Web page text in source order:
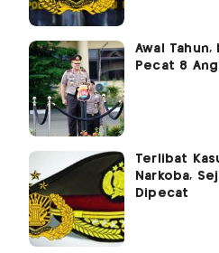
Awal
Pecat 8
Terlibat
Narkoba,
Dipecat